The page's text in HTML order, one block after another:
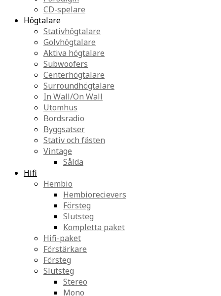
CD-spelare
Högtalare
Stativhögtalare
Golvhögtalare
Aktiva högtalare
Subwoofers
Centerhögtalare
Surroundhögtalare
In Wall/On Wall
Utomhus
Bordsradio
Byggsatser
Stativ och fästen
Vintage
Sålda
Hifi
Hembio
Hembiorecievers
Försteg
Slutsteg
Kompletta paket
Hifi-paket
Förstärkare
Försteg
Slutsteg
Stereo
Mono